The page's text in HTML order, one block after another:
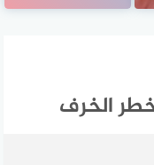
الخرف